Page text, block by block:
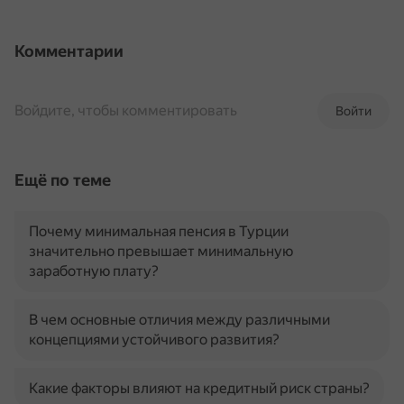
Комментарии
Войти
Войдите, чтобы комментировать
Ещё по теме
Почему минимальная пенсия в Турции
значительно превышает минимальную
заработную плату?
В чем основные отличия между различными
концепциями устойчивого развития?
Какие факторы влияют на кредитный риск страны?